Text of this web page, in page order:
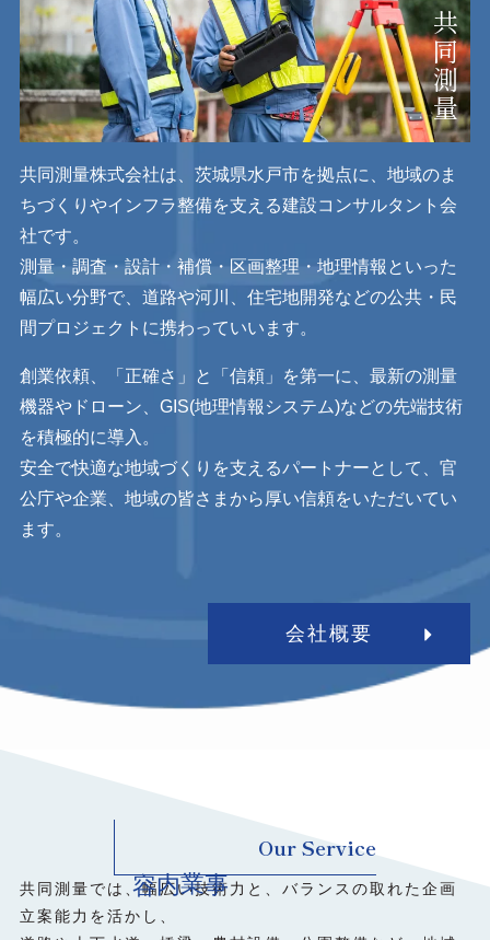
共同測量株式会社は、茨城県水戸市を拠点に、地域のま
ちづくりやインフラ整備を支える建設コンサルタント会
社です。
測量・調査・設計・補償・区画整理・地理情報といった
幅広い分野で、道路や河川、住宅地開発などの公共・民
間プロジェクトに携わっていいます。
創業依頼、「正確さ」と「信頼」を第一に、最新の測量
機器やドローン、GIS(地理情報システム)などの先端技術
を積極的に導入。
安全で快適な地域づくりを支えるパートナーとして、官
公庁や企業、地域の皆さまから厚い信頼をいただいてい
ます。
会社概要
Our Service
共同測量では、幅広い技術力と、バランスの取れた企画
立案能力を活かし、